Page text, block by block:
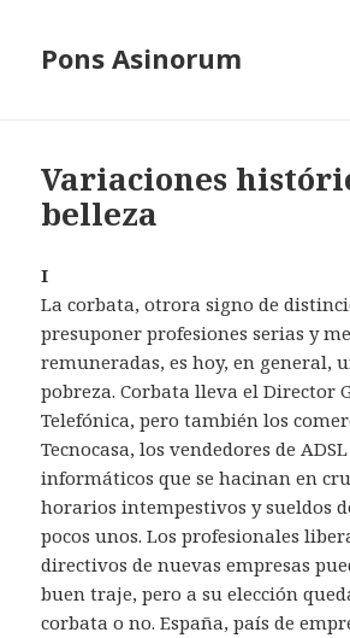
Pons Asinorum
Variaciones
belleza
I
La corbata, otrora signo de
presuponer profesiones serias y
remuneradas, es hoy, en general,
pobreza. Corbata lleva el Director
Telefónica, pero también los
Tecnocasa, los vendedores de
informáticos que se hacinan en
horarios intempestivos y sueldos
pocos unos. Los profesionales
directivos de nuevas empresas
buen traje, pero a su elección
corbata o no. España, país de